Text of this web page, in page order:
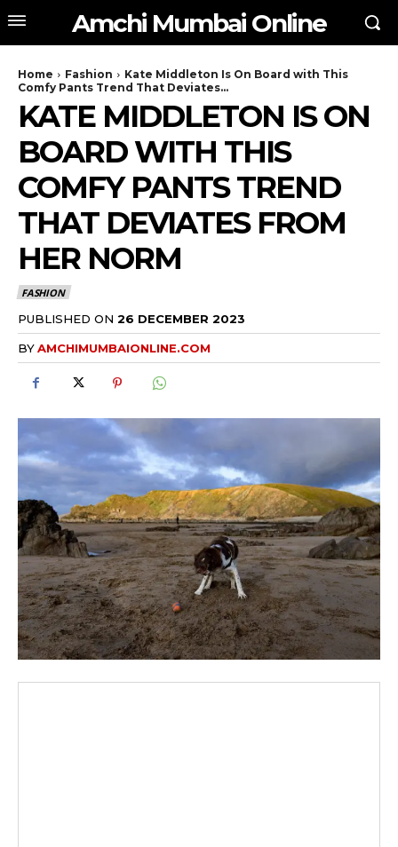
Amchi Mumbai Online
Home Fashion
Kate Middleton Is On Board with This
Comfy Pants Trend That Deviates...
KATE MIDDLETON IS ON
BOARD WITH THIS
COMFY PANTS TREND
THAT DEVIATES FROM
HER NORM
FASHION
PUBLISHED ON 26 DECEMBER 2023
BYAMCHIMUMBAIONLINE.COM